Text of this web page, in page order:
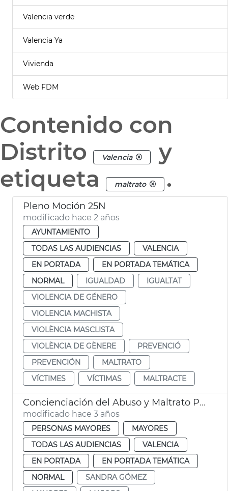
Valencia verde
Valencia Ya
Vivienda
Web FDM
Contenido con
Distrito
Valencia
y
etiqueta
maltrato .
Pleno Moción 25N
modificado hace 2 años
AYUNTAMIENTO
TODAS LAS AUDIENCIAS
VALENCIA
EN PORTADA
EN PORTADA TEMÁTICA
NORMAL
IGUALDAD
IGUALTAT
VIOLENCIA DE GÉNERO
VIOLENCIA MACHISTA
VIOLÈNCIA MASCLISTA
VIOLÈNCIA DE GÈNERE
PREVENCIÓ
PREVENCIÓN
MALTRATO
VÍCTIMES
VÍCTIMAS MALTRACTE
Concienciación del Abuso y Maltrato Personas Mayores
modificado hace 3 años
PERSONAS MAYORES
MAYORES
TODAS LAS AUDIENCIAS
VALENCIA
EN PORTADA
EN PORTADA TEMÁTICA
NORMAL
SANDRA GÓMEZ